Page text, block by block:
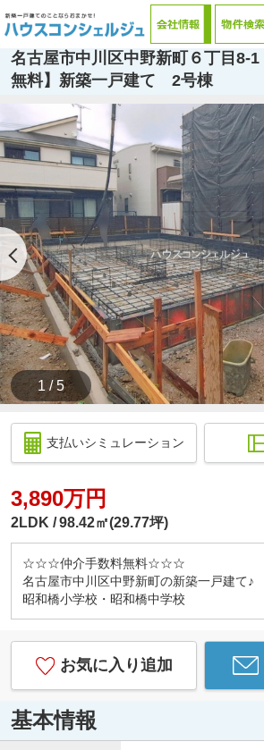
名古屋市中川区中野新町６丁目8-
無料】新築一戸建て 2号棟
1 / 5
支払いシミュレーション
3,890万円
2LDK 98.42㎡(29.77坪)
☆☆☆仲介手数料無料☆☆☆
名古屋市中川区中野新町の新築一戸建て♪
昭和橋小学校・昭和橋中学校
お気に入り追加
基本情報